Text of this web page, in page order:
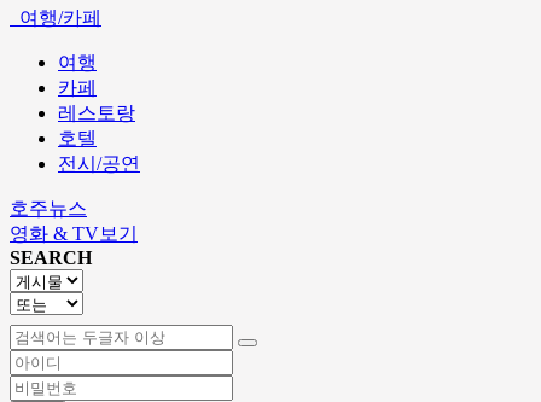
여행/카페
여행
카페
레스토랑
호텔
전시/공연
호주뉴스
영화 & TV보기
SEARCH